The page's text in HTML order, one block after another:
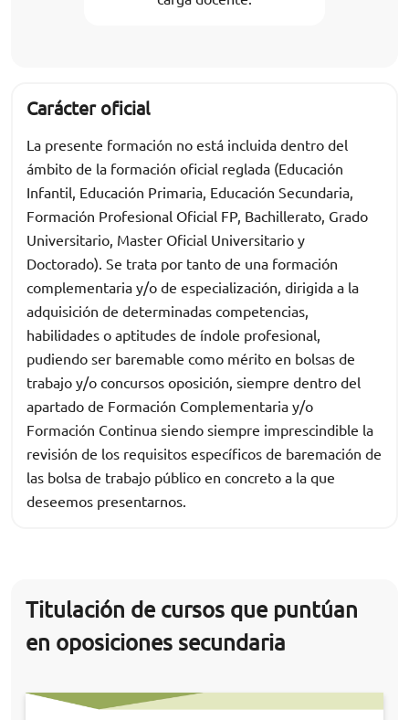
Carácter oficial
La presente formación no está incluida dentro del
ámbito de la formación oficial reglada (Educación
Infantil, Educación Primaria, Educación Secundaria,
Formación Profesional Oficial FP, Bachillerato, Grado
Universitario, Master Oficial Universitario y
Doctorado). Se trata por tanto de una formación
complementaria y/o de especialización, dirigida a la
adquisición de determinadas competencias,
habilidades o aptitudes de índole profesional,
pudiendo ser baremable como mérito en bolsas de
trabajo y/o concursos oposición, siempre dentro del
apartado de Formación Complementaria y/o
Formación Continua siendo siempre imprescindible la
revisión de los requisitos específicos de baremación de
las bolsa de trabajo público en concreto a la que
deseemos presentarnos.
Titulación de cursos que puntúan
en oposiciones secundaria